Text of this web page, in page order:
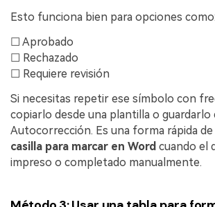
Esto funciona bien para opciones como:
☐ Aprobado
☐ Rechazado
☐ Requiere revisión
Si necesitas repetir ese símbolo con
copiarlo desde una plantilla o guardarlo
Autocorrección. Es una forma rápida de
casilla para marcar en Word cuando el
impreso o completado manualmente.